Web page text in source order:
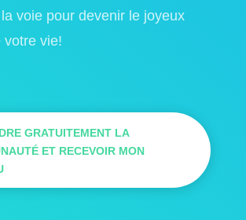
voie pour devenir le joyeux
votre vie!
GRATUITEMENT LA
ET RECEVOIR MON